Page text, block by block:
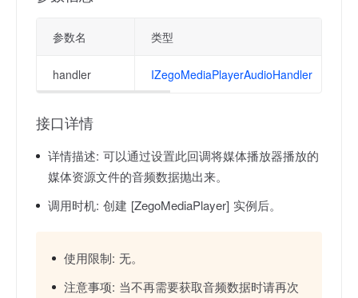
参数名 类型
handler IZegoMediaPlayerAudioHandler
接口详情
详情描述: 可以通过设置此回调将媒体播放器播放的
媒体资源文件的音频数据抛出来。
调用时机: 创建 [ZegoMediaPlayer] 实例后。
使用限制: 无。
注意事项: 当不再需要获取音频数据时请再次